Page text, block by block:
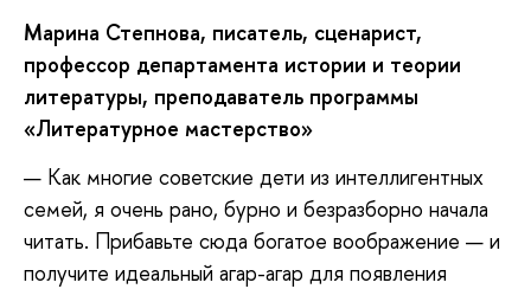
Марина Степнова, писатель, сценарист,
профессор департамента истории и теории
литературы, преподаватель программы
«Литературное мастерство»
— Как многие советские дети из интеллигентных
семей, я очень рано, бурно и безразборно начала
читать. Прибавьте сюда богатое воображение — и
получите идеальный агар-агар для появления